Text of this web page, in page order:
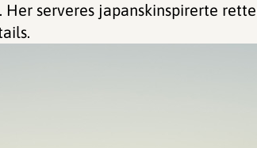
Her serveres japanskinspirerte